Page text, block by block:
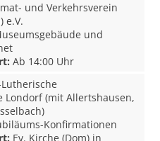
und Verkehrsverein
e.V.
und
Ab 14:00 Uhr
Lutherische
Londorf (mit Allertshausen,
Konfirmationen
Ev. Kirche (Dom) in